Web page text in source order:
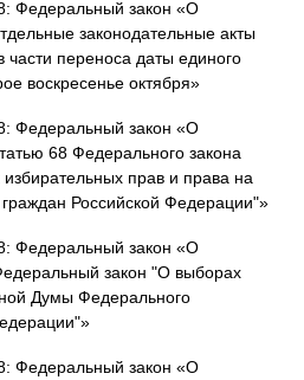
Федеральный закон «О
законодательные акты
части переноса даты единого
воскресенье октября»
Федеральный закон «О
68 Федерального закона
прав и права на
Российской Федерации"»
Федеральный закон «О
закон "О выборах
Думы Федерального
Федеральный закон «О